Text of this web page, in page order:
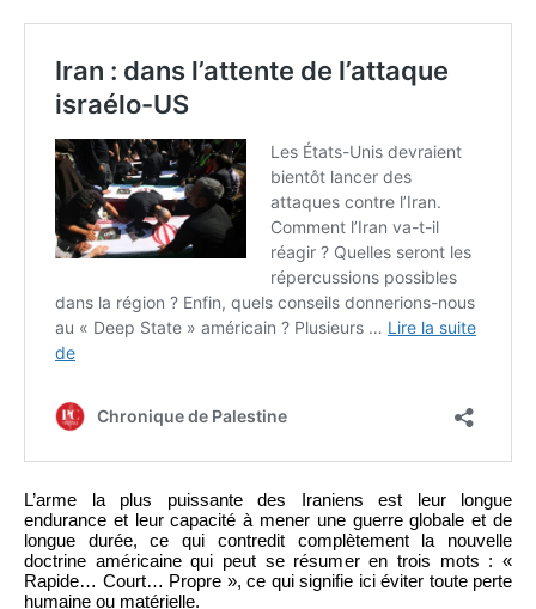
L’arme la plus puissante des Iraniens est leur longue
endurance et leur capacité à mener une guerre globale et de
longue durée, ce qui contredit complètement la nouvelle
doctrine américaine qui peut se résumer en trois mots : «
Rapide… Court… Propre », ce qui signifie ici éviter toute perte
humaine ou matérielle.